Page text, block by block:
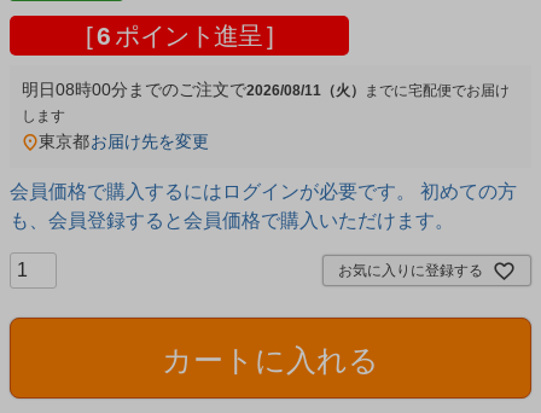
[6 ポイント進呈 ]
明日08時00分 までのご注文で2026/08/11（火） 宅配便
東京都お届け先を変更
会員価格で購入するにはログインが必要です。 初めての方
も、会員登録すると会員価格で購入いただけます。
お気に入りに登録する
カートに入れる